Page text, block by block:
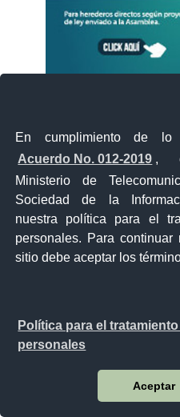
En cumplimiento de
Acuerdo No. 012-2019 ,
Ministerio de
Sociedad de la
nuestra política para el
personales. Para continuar
sitio debe aceptar los
Política para el
personales
Aceptar
Ventanilla
Ventanilla Única
Visor
Malecón